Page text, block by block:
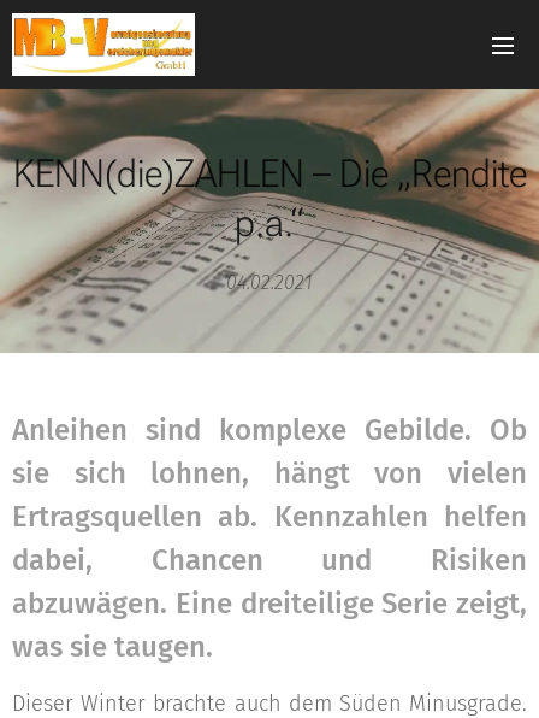
KENN(die)ZAHLEN – Die „Rendite
p.a.“
04.02.2021
Anleihen sind komplexe Gebilde. Ob
sie sich lohnen, hängt von vielen
Ertragsquellen ab. Kennzahlen helfen
dabei, Chancen und Risiken
abzuwägen. Eine dreiteilige Serie zeigt,
was sie taugen.
Dieser Winter brachte auch dem Süden Minusgrade.